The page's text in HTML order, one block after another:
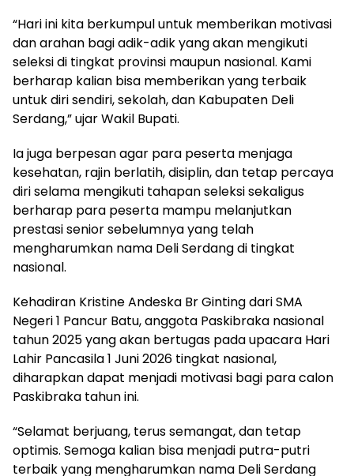
“Hari ini kita berkumpul untuk memberikan motivasi
dan arahan bagi adik-adik yang akan mengikuti
seleksi di tingkat provinsi maupun nasional. Kami
berharap kalian bisa memberikan yang terbaik
untuk diri sendiri, sekolah, dan Kabupaten Deli
Serdang,” ujar Wakil Bupati.
Ia juga berpesan agar para peserta menjaga
kesehatan, rajin berlatih, disiplin, dan tetap percaya
diri selama mengikuti tahapan seleksi sekaligus
berharap para peserta mampu melanjutkan
prestasi senior sebelumnya yang telah
mengharumkan nama Deli Serdang di tingkat
nasional.
Kehadiran Kristine Andeska Br Ginting dari SMA
Negeri 1 Pancur Batu, anggota Paskibraka nasional
tahun 2025 yang akan bertugas pada upacara Hari
Lahir Pancasila 1 Juni 2026 tingkat nasional,
diharapkan dapat menjadi motivasi bagi para calon
Paskibraka tahun ini.
“Selamat berjuang, terus semangat, dan tetap
optimis. Semoga kalian bisa menjadi putra-putri
terbaik yang mengharumkan nama Deli Serdang